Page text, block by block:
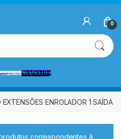
0
ENROLADOR 1 SAÍDA
correspondentes à